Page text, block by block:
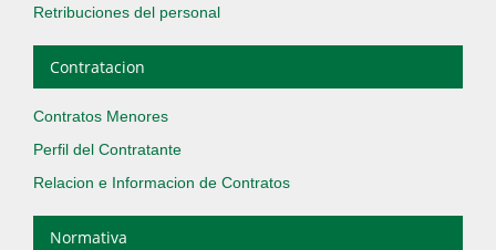
Retribuciones del personal
Contratacion
Contratos Menores
Perfil del Contratante
Relacion e Informacion de Contratos
Normativa